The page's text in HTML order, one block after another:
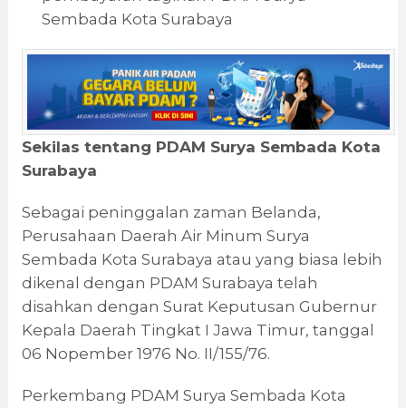
Sembada Kota Surabaya
Sekilas tentang PDAM Surya Sembada Kota
Surabaya
Sebagai peninggalan zaman Belanda,
Perusahaan Daerah Air Minum Surya
Sembada Kota Surabaya atau yang biasa lebih
dikenal dengan PDAM Surabaya telah
disahkan dengan Surat Keputusan Gubernur
Kepala Daerah Tingkat I Jawa Timur, tanggal
06 Nopember 1976 No. II/155/76.
Perkembang PDAM Surya Sembada Kota